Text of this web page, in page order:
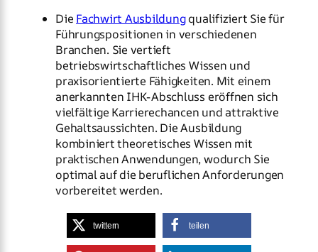
Die Fachwirt Ausbildungqualifiziert Sie für
Führungspositionen in verschiedenen
Branchen. Sie vertieft
betriebswirtschaftliches Wissen und
praxisorientierte Fähigkeiten. Mit einem
anerkannten IHK-Abschluss eröffnen sich
vielfältige Karrierechancen und attraktive
Gehaltsaussichten. Die Ausbildung
kombiniert theoretisches Wissen mit
praktischen Anwendungen, wodurch Sie
optimal auf die beruflichen Anforderungen
vorbereitet werden.
twittern teilen